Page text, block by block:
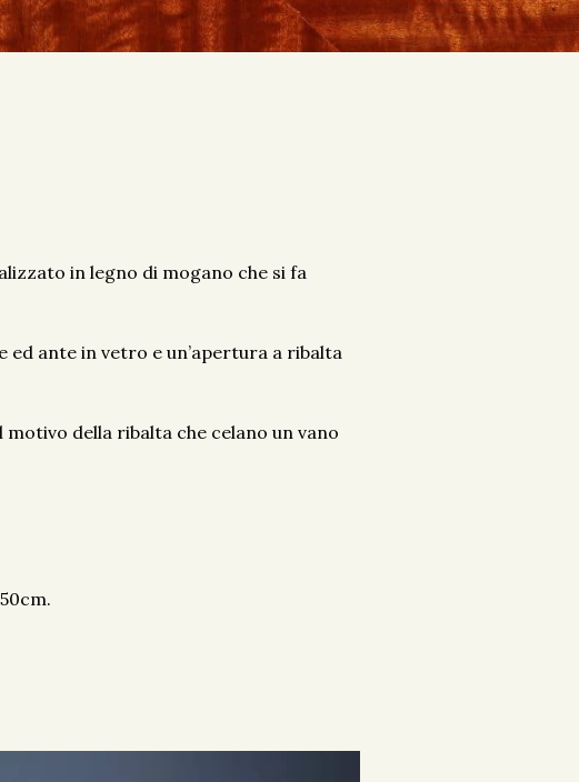
in legno di mogano che si fa
ante in vetro e un’apertura a ribalta
della ribalta che celano un vano